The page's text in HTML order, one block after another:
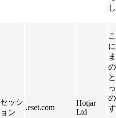
セッシ
ョン
.eset.com
Hotjar
Ltd